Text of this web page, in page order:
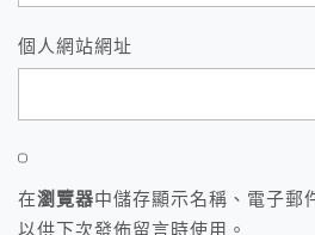
個人網站網址
在瀏覽器中儲存顯示名稱、電子郵
以供下次發佈留言時使用。